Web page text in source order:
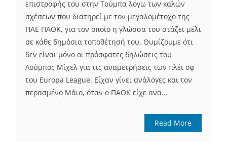
επιστροφής του στην Τούμπα λόγω των καλών
σχέσεων που διατηρεί με τον μεγαλομέτοχο της
ΠΑΕ ΠΑΟΚ, για τον οποίο η γλώσσα του στάζει μέλι
σε κάθε δημόσια τοποθέτησή του. Θυμίζουμε ότι
δεν είναι μόνο οι πρόσφατες δηλώσεις του
Λούμπος Μίχελ για τις αναμετρήσεις των πλέι οφ
του Europa League. Είχαν γίνει ανάλογες και τον
περασμένο Μάιο, όταν ο ΠΑΟΚ είχε ανα...
Read More